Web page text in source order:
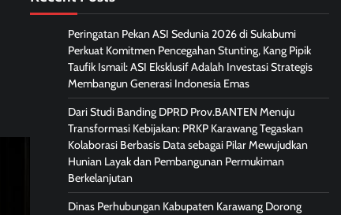
Peringatan Pekan ASI Sedunia 2026 di Sukabumi
Perkuat Komitmen Pencegahan Stunting, Kang Pipik
Taufik Ismail: ASI Eksklusif Adalah Investasi Strategis
Membangun Generasi Indonesia Emas
Dari Studi Banding DPRD Prov.BANTEN Menuju
Transformasi Kebijakan: PRKP Karawang Tegaskan
Kolaborasi Berbasis Data sebagai Pilar Mewujudkan
Hunian Layak dan Pembangunan Permukiman
Berkelanjutan
Dinas Perhubungan Kabupaten Karawang Dorong